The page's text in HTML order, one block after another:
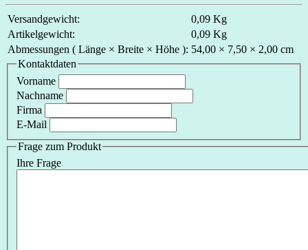
Versandgewicht:
0,09 Kg
Artikelgewicht:
0,09 Kg
Abmessungen ( Länge × Breite × Höhe ): 54,00 × 7,50 × 2,00 cm
Kontaktdaten
Vorname
Nachname
Firma
E-Mail
Frage zum Produkt
Ihre Frage